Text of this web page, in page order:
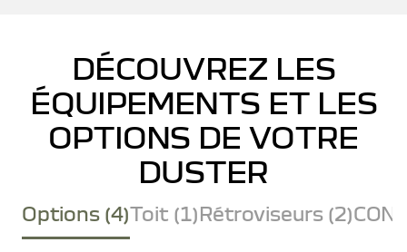
DÉCOUVREZ LES
ÉQUIPEMENTS ET LES
OPTIONS DE VOTRE
DUSTER
Options (4)Toit (1)Rétroviseurs (2)